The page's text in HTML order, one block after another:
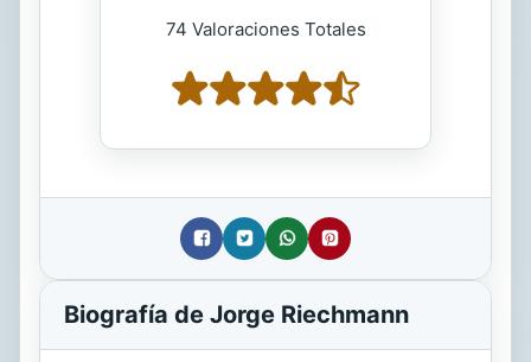
74 Valoraciones Totales
Biografía de Jorge Riechmann